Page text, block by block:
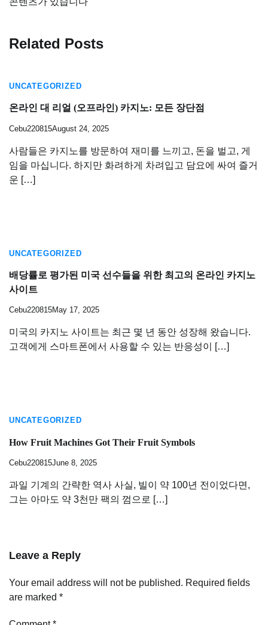
Related Posts
UNCATEGORIZED
온라인 대 리얼 (오프라인) 카지노: 모든 장단점
Cebu220815August 24, 2025
사람들은 카지노를 방문하여 재미를 느끼고, 돈을 벌고, 게
임을 마십니다. 하지만 화려하게 차려입고 담요에 싸여 즐거
운 […]
UNCATEGORIZED
배당률로 평가된 미국 선수들을 위한 최고의 온라인 카지노
사이트
Cebu220815May 17, 2025
미국의 카지노 사이트는 최근 몇 년 동안 성장해 왔습니다.
고객에게 스마트폰에서 사용할 수 있는 반응성이 […]
UNCATEGORIZED
How Fruit Machines Got Their Fruit Symbols
Cebu220815June 8, 2025
과일 기계의 간략한 역사 사실, 빌이 약 100년 전이었다면,
그는 아마도 약 3천만 팩의 껌으로 […]
Leave a Reply
Your email address will not be published. Required fields
are marked *